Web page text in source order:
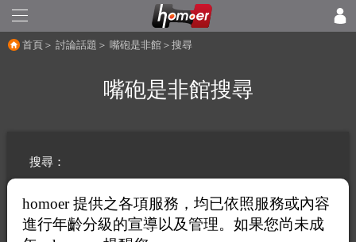
首頁 ＞ 討論話題 ＞ 嘴砲是非館 ＞搜尋
嘴砲是非館搜尋
搜尋：
homoer 提供之各項服務，均已依照服務或內容
進行年齡分級的宣導以及管理。如果您尚未成